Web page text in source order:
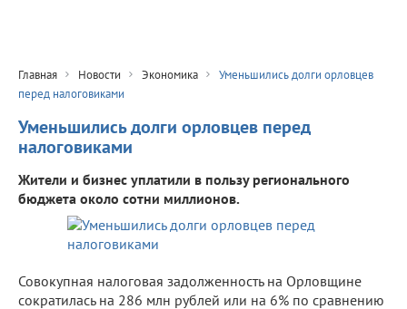
Главная Новости Экономика
Уменьшились долги орловцев
перед налоговиками
Уменьшились долги орловцев перед
налоговиками
Жители и бизнес уплатили в пользу регионального
бюджета около сотни миллионов.
Совокупная налоговая задолженность на Орловщине
сократилась на 286 млн рублей или на 6% по сравнению